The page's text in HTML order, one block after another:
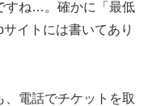
すね…。確かに「最低
イトには書いてあり
電話でチケットを取